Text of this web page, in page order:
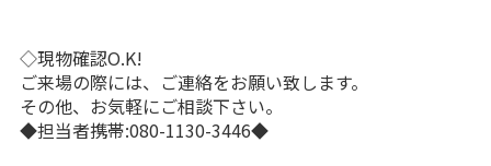
◇現物確認O.K!
ご来場の際には、ご連絡をお願い致します。
その他、お気軽にご相談下さい。
◆担当者携帯:080-1130-3446◆